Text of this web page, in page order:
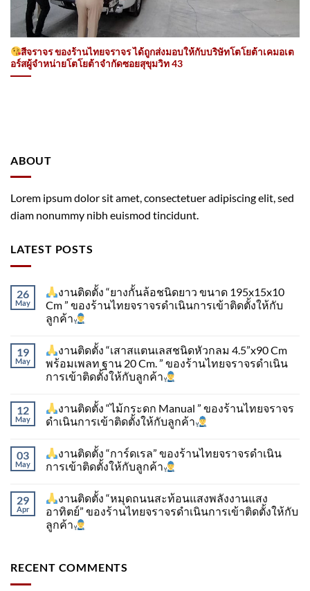
สีจราจร ของร้านไทยจราจร ได้ถูกส่งมอบให้กับบริษัทโตโยต้าเคมอเต
อร์สผู้จำหน่ายโตโยต้าจำกัดซอยสุขุมวิท 43
ABOUT
Lorem ipsum dolor sit amet, consectetuer adipiscing elit, sed
diam nonummy nibh euismod tincidunt.
LATEST POSTS
26
May
งานติดตั้ง “ยางกั้นล้อชนิดยาว ขนาด 195x15x10
Cm ” ของร้านไทยจราจรดำเนินการเข้าติดตั้ง​ให้กับ
ลูกค้า
19
May
งานติดตั้ง “เสาสแตนเลสชนิดหัวกลม 4.5”x90 Cm
พร้อมเพลท ฐาน 20 Cm. ” ของร้านไทยจราจรดำเนิน
การเข้าติดตั้ง​ให้กับลูกค้า
12
May
งานติดตั้ง “ไม้กระดก Manual ” ของร้านไทยจราจร
ดำเนินการเข้าติดตั้ง​ให้กับลูกค้า
03
May
งานติดตั้ง “การ์ดเรล” ของร้านไทยจราจรดำเนิน
การเข้าติดตั้ง​ให้กับลูกค้า
29
Apr
งานติดตั้ง “หมุดถนนสะท้อนแสงพลังงานแสง
อาทิตย์” ของร้านไทยจราจรดำเนินการเข้าติดตั้ง​ให้กับ
ลูกค้า
RECENT COMMENTS